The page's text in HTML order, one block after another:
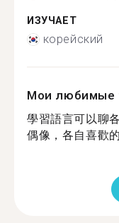
ИЗУЧАЕТ
корейский
Мои любимые
學習語言可以聊
偶像，各自喜歡